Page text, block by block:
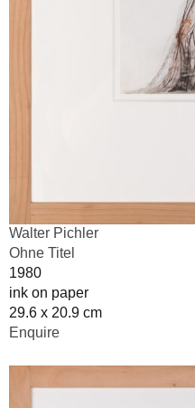
Walter Pichler
Ohne Titel
1980
ink on paper
29.6 x 20.9 cm
Enquire